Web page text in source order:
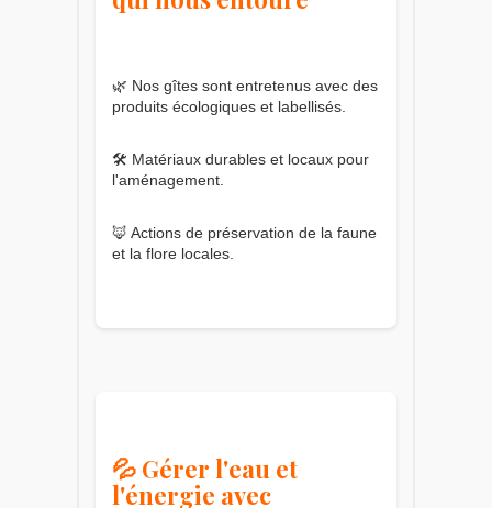
🌿 Nos gîtes sont entretenus avec des
produits écologiques et labellisés.
🛠️ Matériaux durables et locaux pour
l'aménagement.
🦊 Actions de préservation de la faune
et la flore locales.
💦 Gérer l'eau et
l'énergie avec